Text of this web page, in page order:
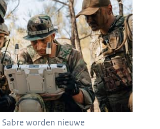
worden nieuwe